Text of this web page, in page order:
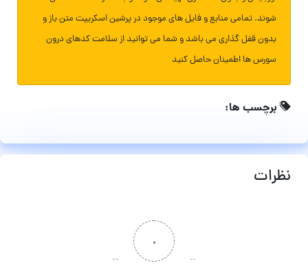
شوند. تمامی منابع و فایل های موجود در پرشین اسکریپت متن باز و
بدون قفل گذاری می باشد و شما می توانید از سلامت کدهای درون
سورس ها اطمینان حاصل کنید
برچسب ها:
نظرات
۰